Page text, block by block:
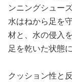
ンニングシューズ
水はねから足を
材と、水の侵入
足を乾いた状態
クッション性と